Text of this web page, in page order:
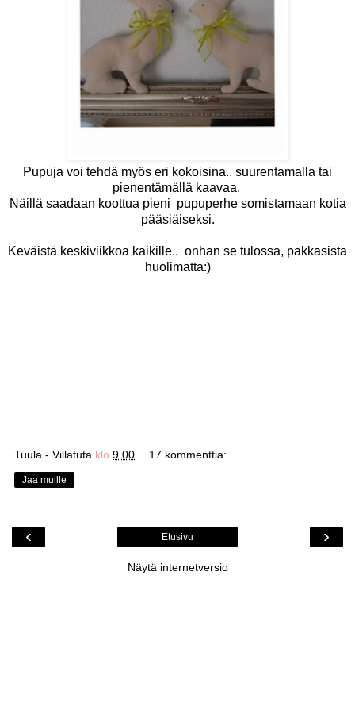
Pupuja voi tehdä myös eri kokoisina.. suurentamalla tai
pienentämällä kaavaa.
Näillä saadaan koottua pieni pupuperhe somistamaan kotia
pääsiäiseksi.
Keväistä keskiviikkoa kaikille.. onhan se tulossa, pakkasista
huolimatta:)
Tuula - Villatuta klo 9.00 17 kommenttia:
Jaa muille
‹ ›
Etusivu
Näytä internetversio